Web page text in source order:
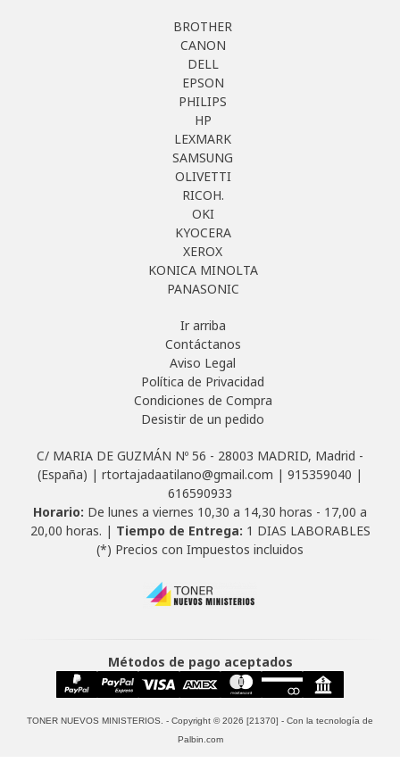
BROTHER
CANON
DELL
EPSON
PHILIPS
HP
LEXMARK
SAMSUNG
OLIVETTI
RICOH.
OKI
KYOCERA
XEROX
KONICA MINOLTA
PANASONIC
Ir arriba
Contáctanos
Aviso Legal
Política de Privacidad
Condiciones de Compra
Desistir de un pedido
C/ MARIA DE GUZMÁN Nº 56 - 28003 MADRID, Madrid -
(España) | rtortajadaatilano@gmail.com | 915359040 |
616590933
Horario: De lunes a viernes 10,30 a 14,30 horas - 17,00 a
20,00 horas. | Tiempo de Entrega: 1 DIAS LABORABLES
(*) Precios con Impuestos incluidos
Métodos de pago aceptados
TONER NUEVOS MINISTERIOS. - Copyright © 2026 [21370] - Con la tecnología de
Palbin.com